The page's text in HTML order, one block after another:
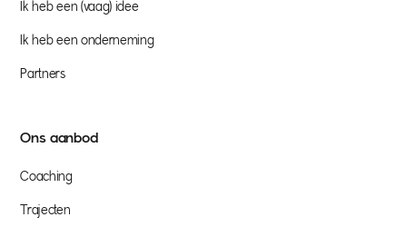
Ik heb een (vaag) idee
Ik heb een onderneming
Partners
Ons aanbod
Coaching
Trajecten